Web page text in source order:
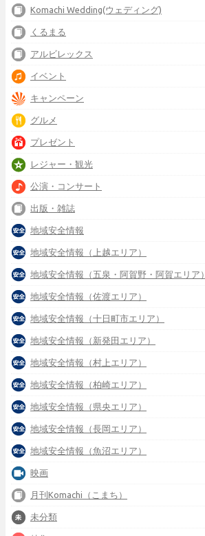
Komachi Wedding(ウェディング)
くるまる
アルビレックス
イベント
キャンペーン
グルメ
プレゼント
レジャー・観光
公演・コンサート
出版・雑誌
地域安全情報
地域安全情報（上越エリア）
地域安全情報（五泉・阿賀野・阿賀エリア）
地域安全情報（佐渡エリア）
地域安全情報（十日町市エリア）
地域安全情報（新発田エリア）
地域安全情報（村上エリア）
地域安全情報（柏崎エリア）
地域安全情報（県央エリア）
地域安全情報（長岡エリア）
地域安全情報（魚沼エリア）
映画
月刊Komachi（こまち）
未分類